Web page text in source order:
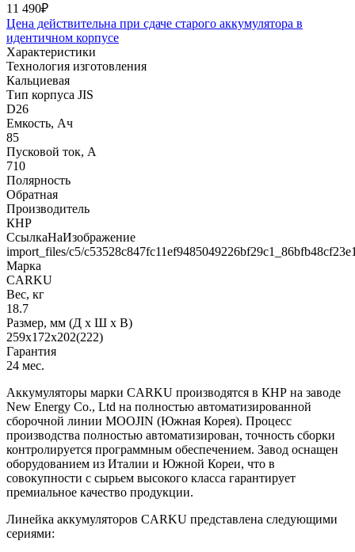
11 490₽
Цена действительна при сдаче старого аккумулятора в
идентичном корпусе
Характеристики
Технология изготовления
Кальциевая
Тип корпуса JIS
D26
Емкость, Ач
85
Пусковой ток, А
710
Полярность
Обратная
Производитель
КНР
СсылкаНаИзображение
import_files/c5/
Марка
CARKU
Вес, кг
18.7
Размер, мм (Д x Ш x В)
259х172х202(222)
Гарантия
24 мес.
Аккумуляторы марки CARKU производятся в КНР на заводе
New Energy Co., Ltd на полностью автоматизированной
сборочной линии MOOJIN (Южная Корея). Процесс
производства полностью автоматизирован, точность сборки
контролируется программным обеспечением. Завод оснащен
оборудованием из Италии и Южной Кореи, что в
совокупности с сырьем высокого класса гарантирует
премиальное качество продукции.
Линейка аккумуляторов CARKU представлена следующими
сериями: